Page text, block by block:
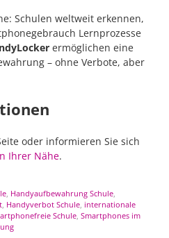
Schulen weltweit erkennen,
Lernprozesse
ermöglichen eine
– ohne Verbote, aber
oder informieren Sie sich
Ihrer Nähe.
Handyaufbewahrung Schule
Handyverbot Schule internationale
Schule ,Smartphones im